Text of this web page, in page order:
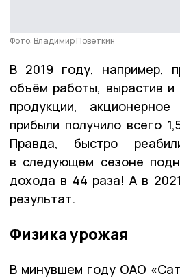
Фото: Владимир Поветкин
В 2019 году, например,
объём работы, вырастив и
продукции,
прибыли получило всего
Правда, быстро
в следующем сезоне
дохода в 44 раза! А в
результат.
Физика урожая
В минувшем году ОАО